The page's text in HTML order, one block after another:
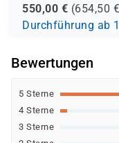
550,00 € (654,50
Durchführung ab
Bewertungen
5 Sterne
4 Sterne
3 Sterne